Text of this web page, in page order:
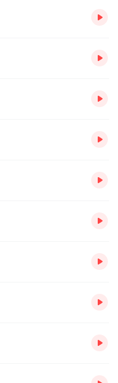
探讨“当爱情被系统量化、
3679。我是这个故事的讲
同构思这个宏大世界的伙
的命运’的冒险。希望我们